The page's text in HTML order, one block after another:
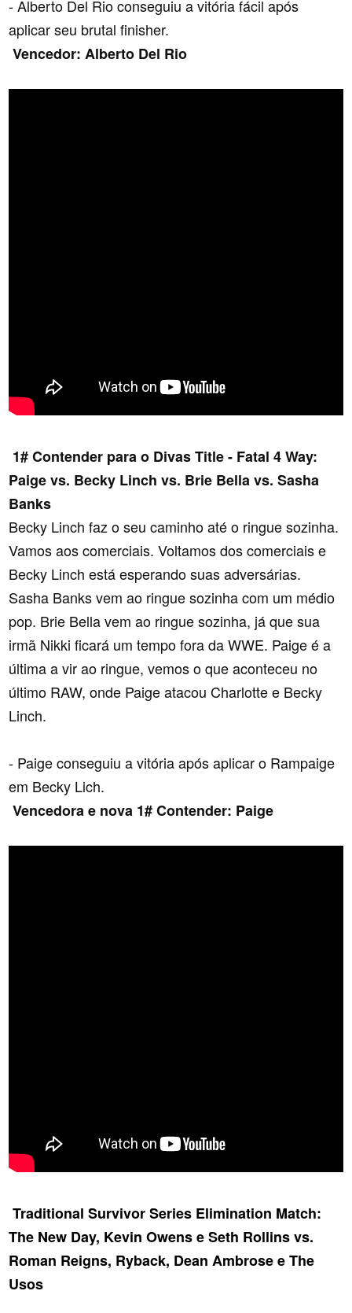
- Alberto Del Rio conseguiu a vitória fácil após
aplicar seu brutal finisher.
Vencedor: Alberto Del Rio
1# Contender para o Divas Title - Fatal 4 Way:
Paige vs. Becky Linch vs. Brie Bella vs. Sasha
Banks
Becky Linch faz o seu caminho até o ringue sozinha.
Vamos aos comerciais. Voltamos dos comerciais e
Becky Linch está esperando suas adversárias.
Sasha Banks vem ao ringue sozinha com um médio
pop. Brie Bella vem ao ringue sozinha, já que sua
irmã Nikki ficará um tempo fora da WWE. Paige é a
última a vir ao ringue, vemos o que aconteceu no
último RAW, onde Paige atacou Charlotte e Becky
Linch.
- Paige conseguiu a vitória após aplicar o Rampaige
em Becky Lich.
Vencedora e nova 1# Contender: Paige
Traditional Survivor Series Elimination Match:
The New Day, Kevin Owens e Seth Rollins vs.
Roman Reigns, Ryback, Dean Ambrose e The
Usos